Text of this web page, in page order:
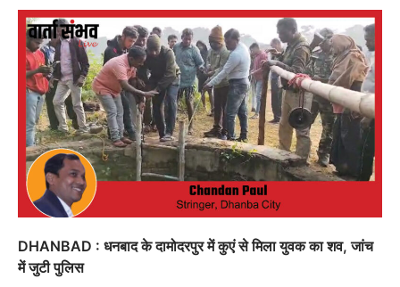
DHANBAD : धनबाद के दामोदरपुर में कुएं से मिला युवक का शव, जांच
में जुटी पुलिस